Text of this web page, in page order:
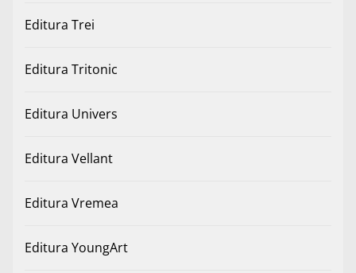
Editura Trei
Editura Tritonic
Editura Univers
Editura Vellant
Editura Vremea
Editura YoungArt